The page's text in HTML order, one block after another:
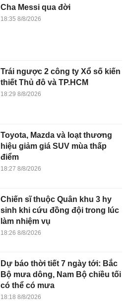
Cha Messi qua đời
18:35 8/8/2026
Trái ngược 2 công ty Xổ số kiến
thiết Thủ đô và TP.HCM
18:29 8/8/2026
Toyota, Mazda và loạt thương
hiệu giảm giá SUV mùa thấp
điểm
18:27 8/8/2026
Chiến sĩ thuộc Quân khu 3 hy
sinh khi cứu đồng đội trong lúc
làm nhiệm vụ
18:26 8/8/2026
Dự báo thời tiết 7 ngày tới: Bắc
Bộ mưa dông, Nam Bộ chiều tối
có thể có mưa
18:18 8/8/2026